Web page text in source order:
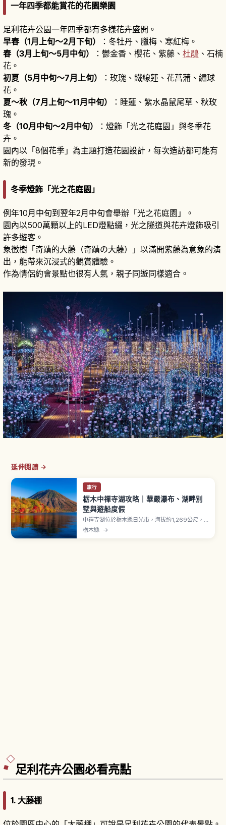
一年四季都能賞花的花園樂園
足利花卉公園一年四季都有多樣花卉盛開。
早春（1月上旬〜2月下旬）
：冬牡丹、臘梅、寒紅梅。
春（3月上旬〜5月中旬）
：鬱金香、櫻花、紫藤、 杜鵑 、石楠
花。
初夏（5月中旬〜7月上旬）
：玫瑰、鐵線蓮、花菖蒲、繡球
花。
夏〜秋（7月上旬〜11月中旬）
：睡蓮、紫水晶鼠尾草、秋玫
瑰。
冬（10月中旬〜2月中旬）
：燈飾「光之花庭園」與冬季花
卉。
園內以「8個花季」為主題打造花園設計，每次造訪都可能有
新的發現。
冬季燈飾「光之花庭園」
例年10月中旬到翌年2月中旬會舉辦「光之花庭園」。
園內以500萬顆以上的LED燈點綴，光之隧道與花卉燈飾吸引
許多遊客。
象徵樹「奇蹟的大藤（奇蹟の大藤）」以滿開紫藤為意象的演
出，能帶來沉浸式的觀賞體驗。
作為情侶約會景點也很有人氣，親子同遊同樣適合。
延伸閱讀 →
旅行
栃木中禪寺湖攻略｜華嚴瀑布、湖畔別
墅與遊船度假
中禪寺湖位於栃木縣日光市，海拔約1,269公尺，
由男體山火山活動形成。周長約25公里、最大水深
栃木縣 →
足利花卉公園必看亮點
1. 大藤棚